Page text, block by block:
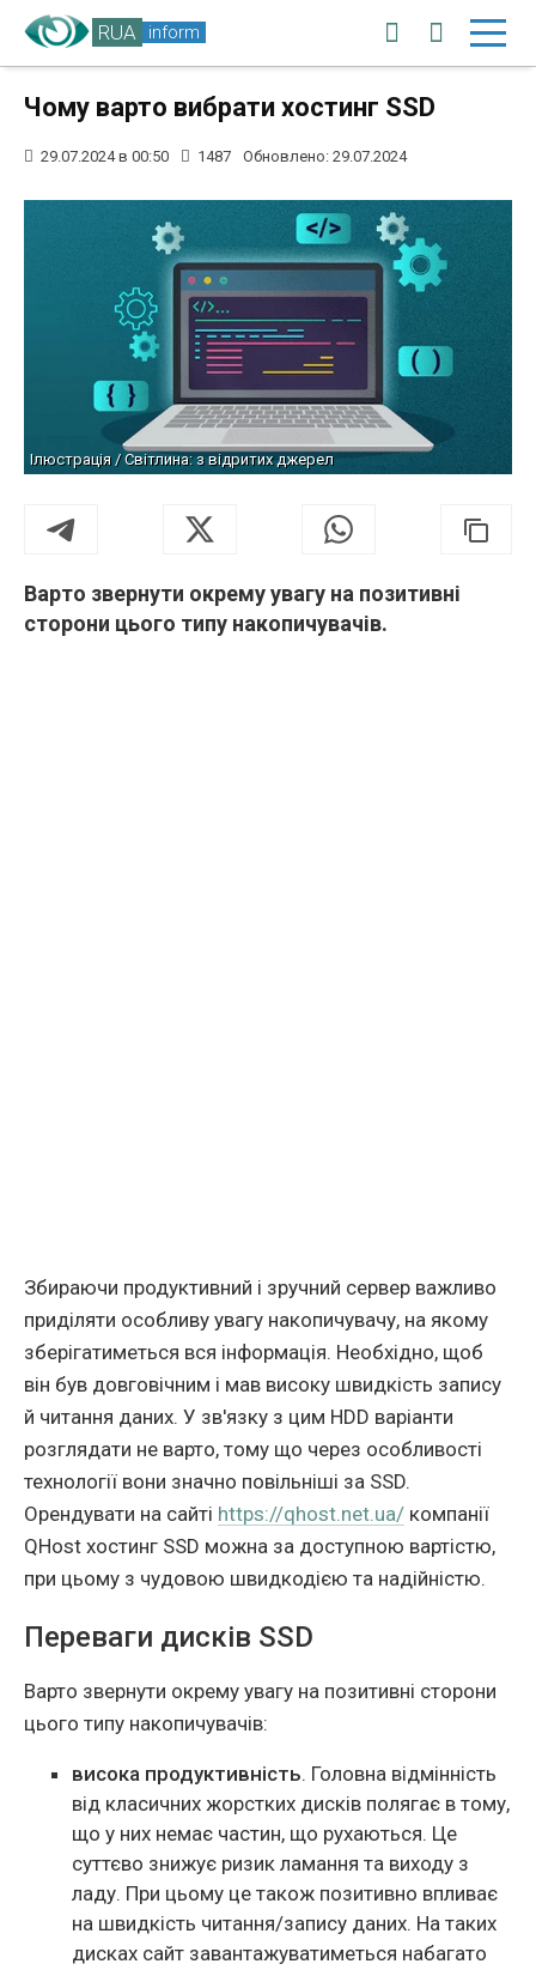
RUA inform
Чому варто вибрати хостинг SSD
29.07.2024 в 00:50 1487 Обновлено: 29.07.2024
Ілюстрація / Світлина: з відритих джерел
Варто звернути окрему увагу на позитивні
сторони цього типу накопичувачів.
Збираючи продуктивний і зручний сервер важливо
приділяти особливу увагу накопичувачу, на якому
зберігатиметься вся інформація. Необхідно, щоб
він був довговічним і мав високу швидкість запису
й читання даних. У зв'язку з цим HDD варіанти
розглядати не варто, тому що через особливості
технології вони значно повільніші за SSD.
Орендувати на сайті https://qhost.net.ua/ компанії
QHost хостинг SSD можна за доступною вартістю,
при цьому з чудовою швидкодією та надійністю.
Переваги дисків SSD
Варто звернути окрему увагу на позитивні сторони
цього типу накопичувачів:
висока продуктивність. Головна відмінність
від класичних жорстких дисків полягає в тому,
що у них немає частин, що рухаються. Це
суттєво знижує ризик ламання та виходу з
ладу. При цьому це також позитивно впливає
на швидкість читання/запису даних. На таких
дисках сайт завантажуватиметься набагато